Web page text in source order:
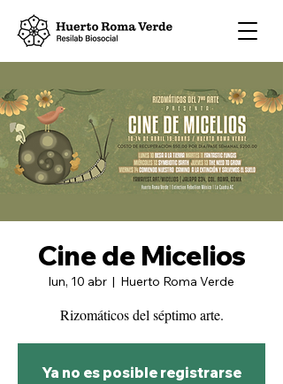
Cine de Micelios
lun, 10 abr
  |
Huerto Roma Verde
Rizomáticos del séptimo arte.
Ya no es posible registrarse